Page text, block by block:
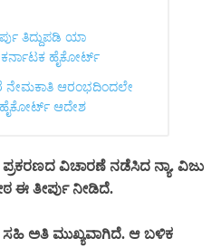
ತಿದ್ದುಪಡಿ ಯಾ
ಹೈಕೋರ್ಟ್‌
ನೇಮಕಾತಿ ಆರಂಭದಿಂದಲೇ
ಆದೇಶ
ವಿಚಾರಣೆ ನಡೆಸಿದ ನ್ಯಾ. ವಿಜು
ಈ ತೀರ್ಪು ನೀಡಿದೆ.
ಸಹಿ ಅತಿ ಮುಖ್ಯವಾಗಿದೆ. ಆ ಬಳಿಕ